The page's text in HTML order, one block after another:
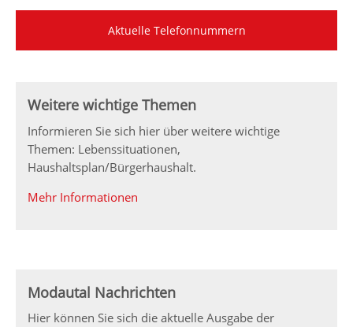
Aktuelle Telefonnummern
Weitere wichtige Themen
Informieren Sie sich hier über weitere wichtige
Themen: Lebenssituationen,
Haushaltsplan/Bürgerhaushalt.
Mehr Informationen
Modautal Nachrichten
Hier können Sie sich die aktuelle Ausgabe der